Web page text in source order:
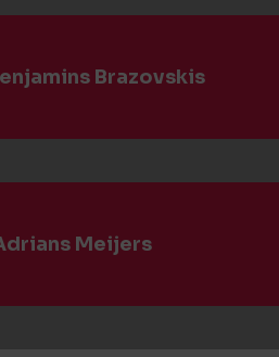
Brazovskis
Meijers